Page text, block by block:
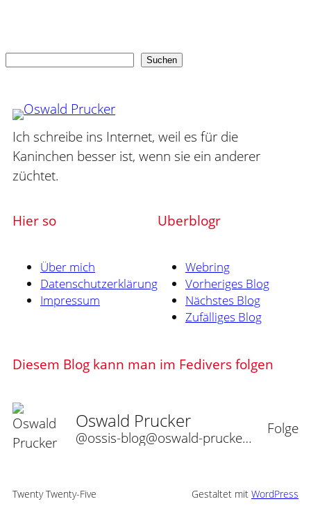
Suchen Suchen
Ich schreibe ins Internet, weil es für die
Kaninchen besser ist, wenn sie ein anderer
züchtet.
Hier so
Über mich
Datenschutzerklärung
Impressum
Uberblogr
Webring
Vorheriges Blog
Nächstes Blog
Zufälliges Blog
Diesem Blog kann man im Fedivers folgen
Oswald Prucker
@ossis-blog@oswald-prucker.de
Folge
Twenty Twenty-Five Gestaltet mit WordPress